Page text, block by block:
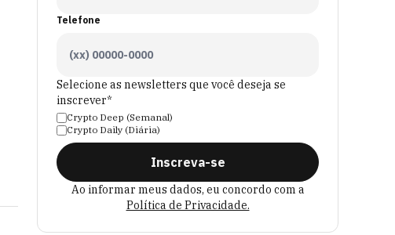
Telefone
Selecione as newsletters que você deseja se
inscrever*
Crypto Deep (Semanal)
Crypto Daily (Diária)
Inscreva-se
Ao informar meus dados, eu concordo com a
Política de Privacidade.